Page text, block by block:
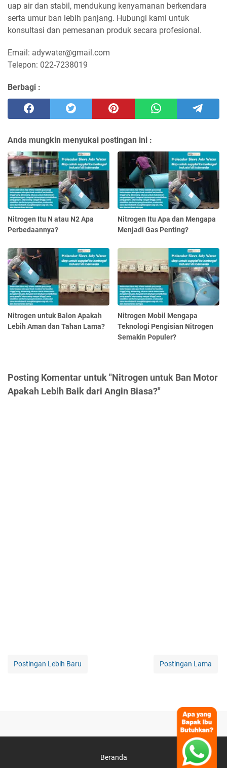
uap air dan stabil, mendukung kenyamanan berkendara
serta umur ban lebih panjang. Hubungi kami untuk
konsultasi dan pemesanan produk secara profesional.
Email: adywater@gmail.com
Telepon: 022-7238019
Berbagi :
Anda mungkin menyukai postingan ini :
Nitrogen Itu N atau N2 Apa
Perbedaannya?
Nitrogen Itu Apa dan Mengapa
Menjadi Gas Penting?
Nitrogen untuk Balon Apakah
Lebih Aman dan Tahan Lama?
Nitrogen Mobil Mengapa
Teknologi Pengisian Nitrogen
Semakin Populer?
Posting Komentar untuk "Nitrogen untuk Ban Motor
Apakah Lebih Baik dari Angin Biasa?"
Postingan Lebih Baru Postingan Lama
Beranda